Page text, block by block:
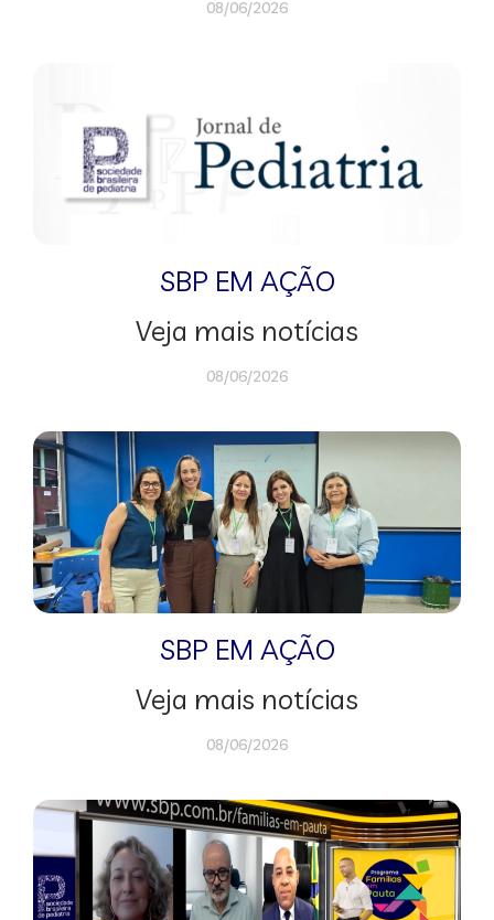
08/06/2026
SBP EM AÇÃO
Veja mais notícias
08/06/2026
SBP EM AÇÃO
Veja mais notícias
08/06/2026